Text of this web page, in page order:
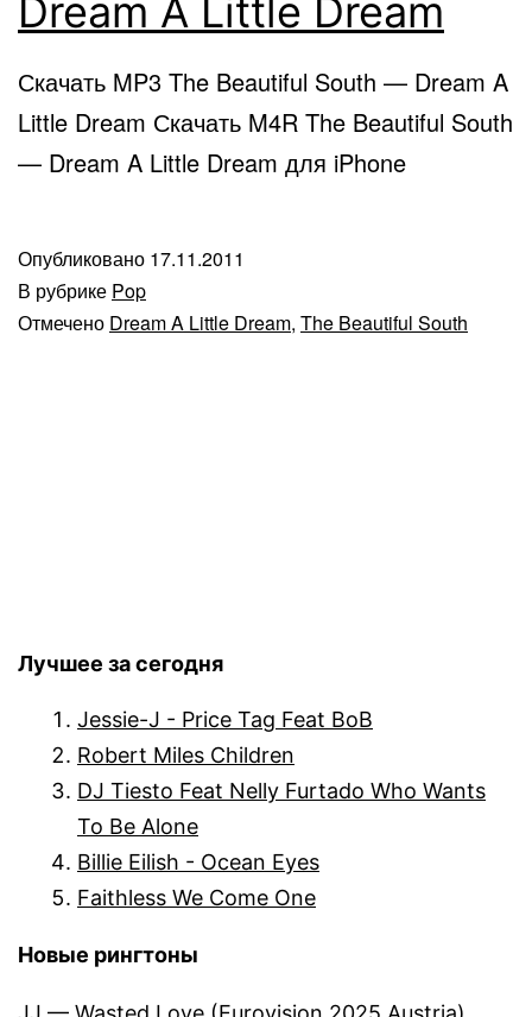
Dream A Little Dream
Скачать MP3 The Beautiful South — Dream A
Little Dream Скачать M4R The Beautiful South
— Dream A Little Dream для iPhone
Опубликовано 17.11.2011
В рубрике Pop
Отмечено Dream A Little Dream, The Beautiful South
Лучшее за сегодня
Jessie-J - Price Tag Feat BoB
Robert Miles Children
DJ Tiesto Feat Nelly Furtado Who Wants
To Be Alone
Billie Eilish - Ocean Eyes
Faithless We Come One
Новые рингтоны